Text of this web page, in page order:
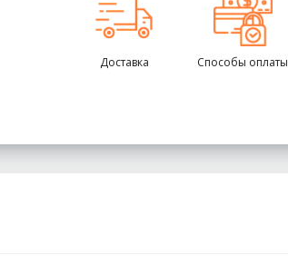
Доставка Способы оплаты